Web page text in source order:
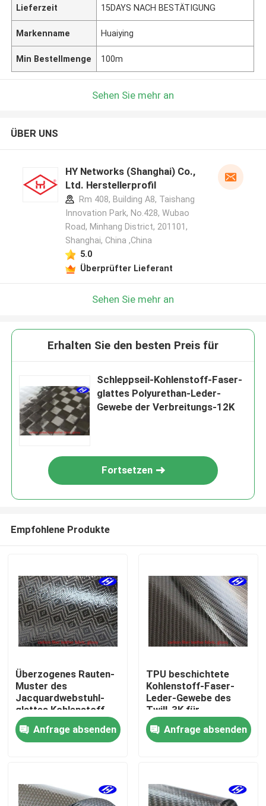
Startseite
Videos
Lieferzeit 15DAYS NACH BESTÄTIGUNG
Markenname Huaiying
Min Bestellmenge 100m
Sehen Sie mehr an
ÜBER UNS
HY Networks (Shanghai) Co.,
Ltd. Herstellerprofil
Rm 408, Building A8, Taishang
Innovation Park, No.428, Wubao
Road, Minhang District, 201101,
Shanghai, China ,China
5.0
Überprüfter Lieferant
Sehen Sie mehr an
Erhalten Sie den besten Preis für
Schleppseil-Kohlenstoff-Faser-
glattes Polyurethan-Leder-
Gewebe der Verbreitungs-12K
Fortsetzen
Empfohlene Produkte
Überzogenes Rauten-
Muster des
Jacquardwebstuhl-
glattes Kohlenstoff-
Faser-Leder-Gewebe-
TPU für Geldbörsen
Anfrage absenden
TPU beschichtete
Kohlenstoff-Faser-
Leder-Gewebe des
Twill-3K für
Geldbörsen/Taschen
Anfrage absenden